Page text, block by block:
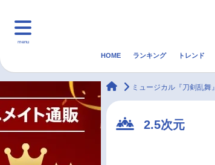
menu
マンガ・ラノベ ゲーム・アプリ
HOME ランキング トレンド
animateTimes
ミュージカル『刀剣乱舞』
2.5次元